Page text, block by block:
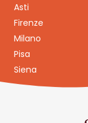
Asti
Firenze
Milano
Pisa
Siena